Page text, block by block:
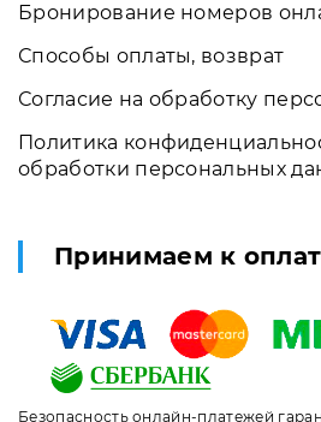
Бронирование номеров
Способы оплаты, возврат
Согласие на обработку
Политика
обработки персональных
Принимаем к
Безопасность онлайн-платежей